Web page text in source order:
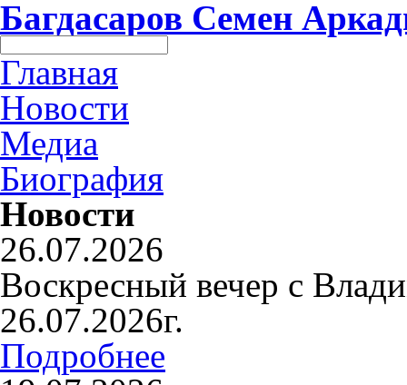
Багдасаров Семен
Главная
Новости
Медиа
Биография
Новости
26.07.2026
Воскресный вечер с
26.07.2026г.
Подробнее